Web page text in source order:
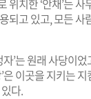
되고 있고, 모든 사
자’는 원래 사당이
은 이곳을 지키는
다.